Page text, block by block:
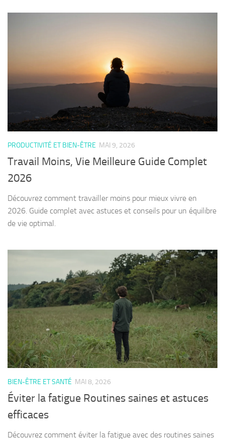
PRODUCTIVITÉ ET BIEN-ÊTRE MAI 9, 2026
Travail Moins, Vie Meilleure Guide Complet
2026
Découvrez comment travailler moins pour mieux vivre en
2026. Guide complet avec astuces et conseils pour un équilibre
de vie optimal.
BIEN-ÊTRE ET SANTÉ MAI 8, 2026
Éviter la fatigue Routines saines et astuces
efficaces
Découvrez comment éviter la fatigue avec des routines saines